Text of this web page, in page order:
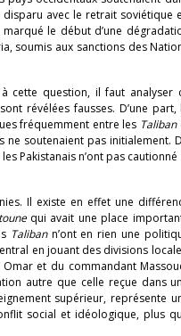
avec le retrait soviétique
le début d’une
soumis aux sanctions des
cette question, il faut analyser
révélées fausses. D’une part,
fréquemment entre les Taliban
ne soutenaient pas initialement.
Pakistanais n’ont pas cautionné
Il existe en effet une
qui avait une place
Talibann’ont en rien une
en jouant des divisions
et du commandant
autre que celle reçue dans
supérieur, représente
social et idéologique, plus